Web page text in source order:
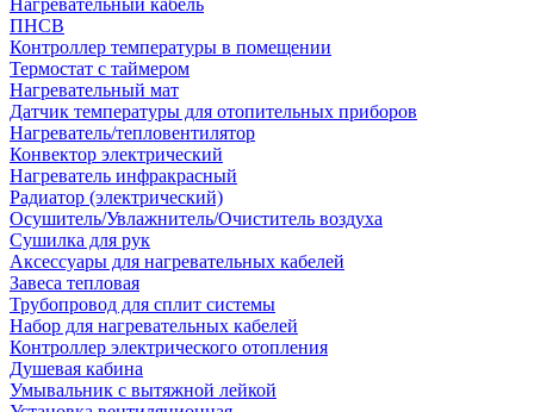
Нагревательный кабель
ПНСВ
Контроллер температуры в помещении
Термостат с таймером
Нагревательный мат
Датчик температуры для отопительных приборов
Нагреватель/тепловентилятор
Конвектор электрический
Нагреватель инфракрасный
Радиатор (электрический)
Осушитель/Увлажнитель/Очиститель воздуха
Сушилка для рук
Аксессуары для нагревательных кабелей
Завеса тепловая
Трубопровод для сплит системы
Набор для нагревательных кабелей
Контроллер электрического отопления
Душевая кабина
Умывальник с вытяжной лейкой